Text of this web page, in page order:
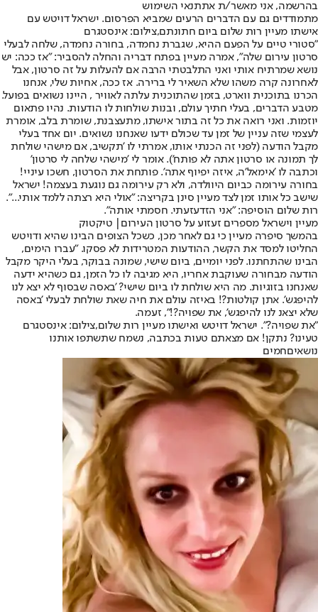
בהרשמה, אני מאשר/ת אתתנאי השימוש
מתמודדים גם עם הדברים הרעים שמביא הפרסום. ישראל דויטש עם
אישתו מעיין רות שלום ביום חתונתם,צילום: אינסטגרם
"סטורי טיים על הפעם ההיא, שגברת נחמדה, בחורה נחמדה, שלחה לבעלי
סרטון עירום שלה", אמרה מעיין בפתח דבריה והחלה להסביר: "אז ככה: יש
נושא שמרתיח אותי ואני התלבטתי הרבה אם להעלות על זה סרטון, אבל
לאחרונה קרה משהו שלא השאיר לי ברירה. אז ככה, אחיות שלי, אנחנו
הכרנו בתוכנית ווארט, בזמן שהתוכנית עלתה לאוויר , היינו נשואים בפועל.
מטבע הדברים, בעלי חתיך עולם, ובנות שולחות לו הודעות. נהיו פתאום
יוזמות. ואני רואה את כל זה בתור אישתו, מתעצבנת, שומרת בלב, אומרת
לעצמי שזה עניין של זמן עד שכולם ידעו שאנחנו נשואים. יום אחד בעלי
מקבל הודעה (לפני זה הכנתי אותו, אמרתי לו 'תקשיב, אם מישהי שולחת
לך תמונה או סרטון אתה לא פותח'). אומר לי 'מישהי שלחה לי סרטון'
וכתבה לו 'אימאל'ה, איזה יפיוף אתה'. פותחת את הסרטון, חשכו עיניי!
בחורה עירומה כביום היוולדה, ולא רק עירומה גם נוגעת בעצמה! ישראל
שישב כל אותו זמן לצד מעיין סינן בקריצה: "אולי היא רצתה ללמד אותי...".
רות שלום הוסיפה: "אני הזדעזעתי. חסמתי אותה".
מעיין וישראל מספרים זעזוע על סרטון העירום| טיקטוק
בהמשך סיפרה מעיין כי גם לאחר מכן, כשכל הצופים הבינו שהיא ודויטש
החליטו למסד את הקשר, ההודעות המטרידות לא פסקו. "עברו הימים,
הבינו שהתחתנו. לפני יומיים, ביום שישי, שמונה בבוקר, בעלי היקר מקבל
הודעה מבחורה שעוקבת אחריו, היא מגיבה לו כל הזמן, גם כשהיא ידעה
שאנחנו בזוגיות. מה היא שולחת לו ביום שישי? 'באסה שבסוף לא יצא לנו
להיפגש'. אתן קולטות?! באיזה עולם את חיה שאת שולחת לבעלי 'באסה
שלא יצאנ לנו להיפגש', את שפויה?!", זעמה.
"את שפויה?". ישראל דויטש ואישתו מעיין רות שלום,צילום: אינסטגרם
טעינו? נתקן! אם מצאתם טעות בכתבה, נשמח שתשתפו אותנו
נושאיםחמים